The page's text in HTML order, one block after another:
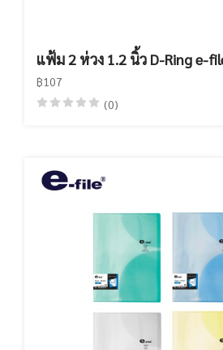
แฟ้ม 2 ห่วง 1.2 นิ้ว D-Ring e-
฿107
(0)